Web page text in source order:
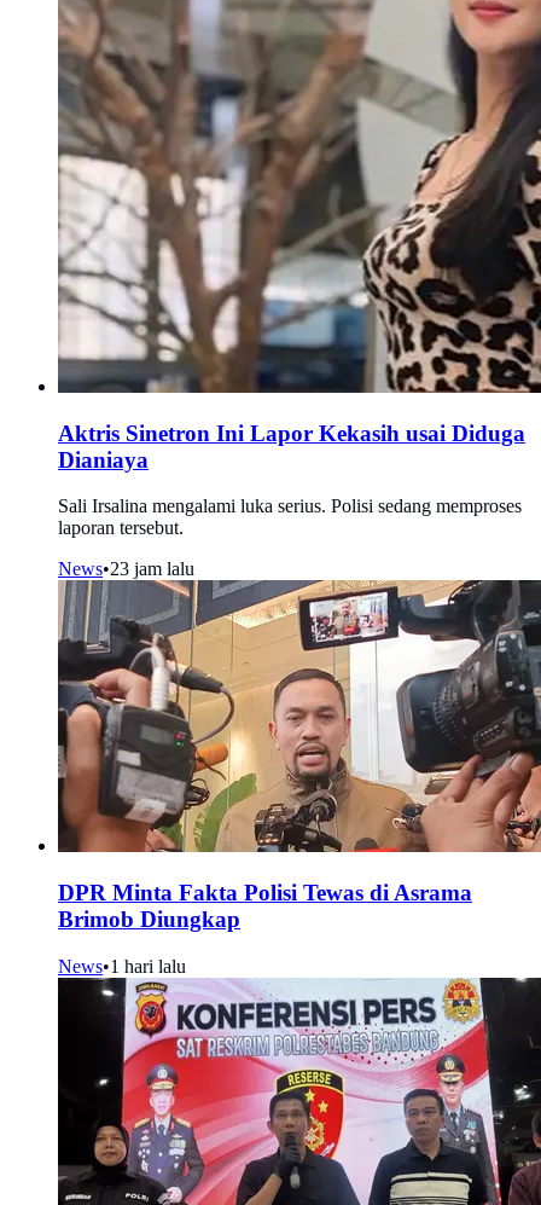
Aktris Sinetron Ini Lapor Kekasih usai Diduga
Dianiaya
Sali Irsalina mengalami luka serius. Polisi sedang memproses
laporan tersebut.
News•23 jam lalu
DPR Minta Fakta Polisi Tewas di Asrama
Brimob Diungkap
News•1 hari lalu